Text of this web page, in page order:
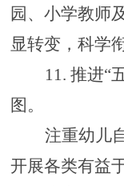
园、小学教师
显转变，科学
11. 推进“
图。
注重幼儿
开展各类有益